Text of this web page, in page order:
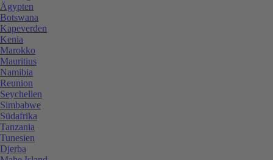
Ägypten
Botswana
Kapeverden
Kenia
Marokko
Mauritius
Namibia
Reunion
Seychellen
Simbabwe
Südafrika
Tanzania
Tunesien
Djerba